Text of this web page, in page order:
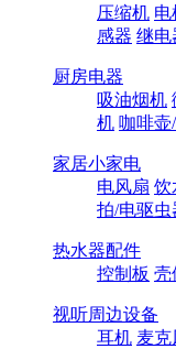
压缩机 电
感器 继电
厨房电器
吸油烟机
机 咖啡壶
家居小家电
电风扇 饮
拍/电驱虫
热水器配件
控制板 壳
视听周边设备
耳机 麦克